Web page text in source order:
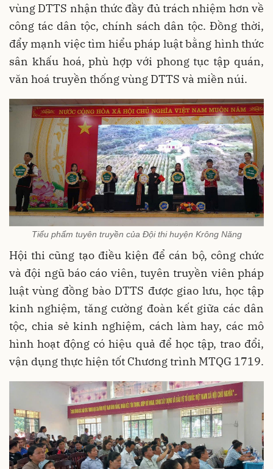
vùng DTTS nhận thức đầy đủ trách nhiệm hơn về
công tác dân tộc, chính sách dân tộc. Đồng thời,
đẩy mạnh việc tìm hiểu pháp luật bằng hình thức
sân khấu hoá, phù hợp với phong tục tập quán,
văn hoá truyền thống vùng DTTS và miền núi.
Tiểu phẩm tuyên truyền của Đội thi huyện Krông Năng
Hội thi cũng tạo điều kiện để cán bộ, công chức
và đội ngũ báo cáo viên, tuyên truyền viên pháp
luật vùng đồng bào DTTS được giao lưu, học tập
kinh nghiệm, tăng cường đoàn kết giữa các dân
tộc, chia sẻ kinh nghiệm, cách làm hay, các mô
hình hoạt động có hiệu quả để học tập, trao đổi,
vận dụng thực hiện tốt Chương trình MTQG 1719.